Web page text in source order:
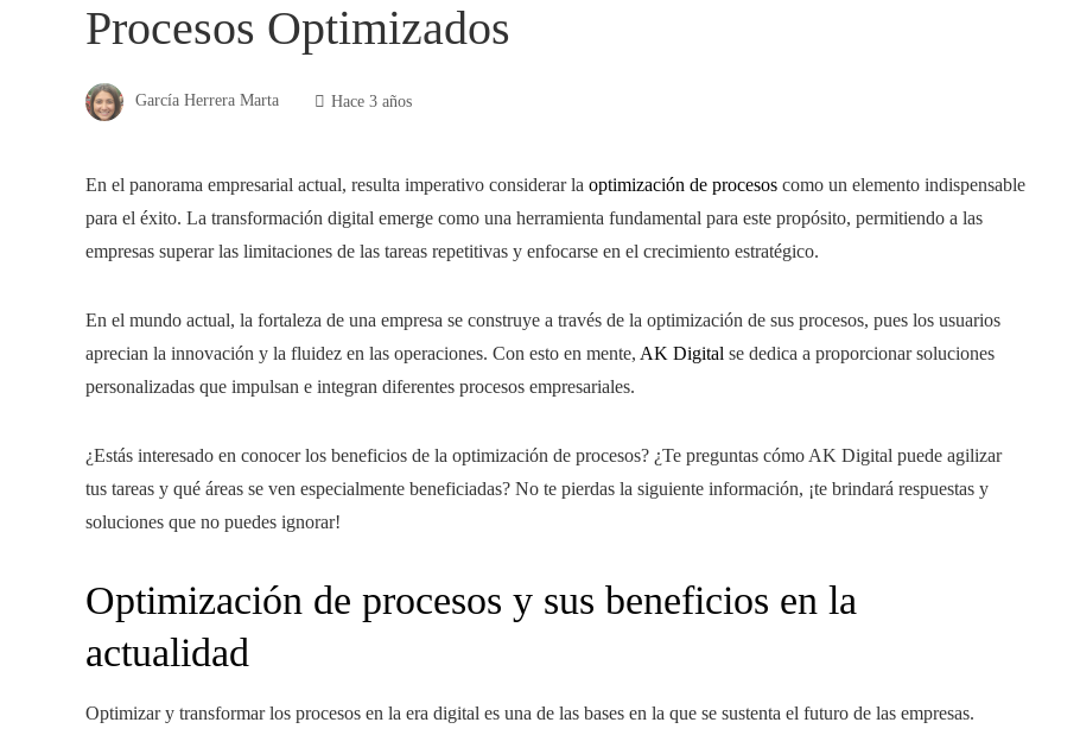
Procesos Optimizados
García Herrera Marta Hace 3 años
En el panorama empresarial actual, resulta imperativo considerar la optimización de procesos como un elemento indispensable
para el éxito. La transformación digital emerge como una herramienta fundamental para este propósito, permitiendo a las
empresas superar las limitaciones de las tareas repetitivas y enfocarse en el crecimiento estratégico.
En el mundo actual, la fortaleza de una empresa se construye a través de la optimización de sus procesos, pues los usuarios
aprecian la innovación y la fluidez en las operaciones. Con esto en mente, AK Digital se dedica a proporcionar soluciones
personalizadas que impulsan e integran diferentes procesos empresariales.
¿Estás interesado en conocer los beneficios de la optimización de procesos? ¿Te preguntas cómo AK Digital puede agilizar
tus tareas y qué áreas se ven especialmente beneficiadas? No te pierdas la siguiente información, ¡te brindará respuestas y
soluciones que no puedes ignorar!
Optimización de procesos y sus beneficios en la
actualidad
Optimizar y transformar los procesos en la era digital es una de las bases en la que se sustenta el futuro de las empresas.